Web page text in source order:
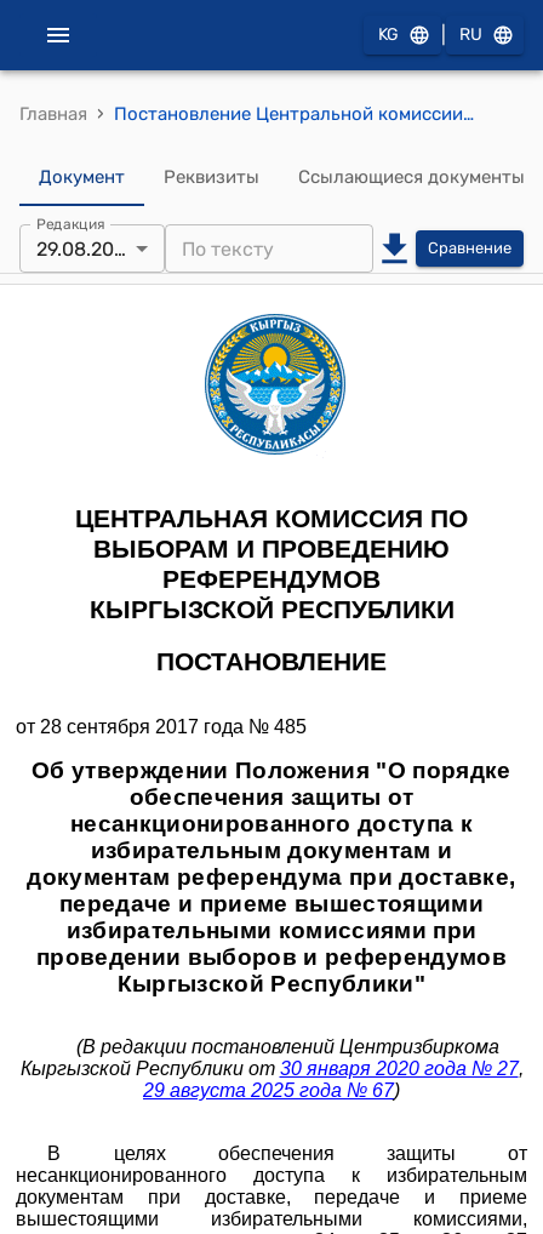
KG RU
Главная › Постановление Центральной комиссии по выборам и проведению референдумов КРот 28 сентября 2017 года № 485 "Об утверждении Положения "О порядке обеспечения защиты от несанкционированного доступа к избирательным документам при доставке, передаче и приеме вышестоящими избирательными комиссиями на выборах Президента Кыргызской Республики и депутатов Жогорку Кенеша Кыргызской Республики"
Документ Реквизиты Ссылающиеся документы
Редакция
29.08.2025 Сравнение